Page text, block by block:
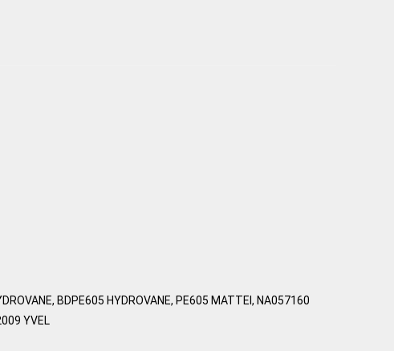
BDPE605 HYDROVANE, PE605 MATTEI, NA057160
YVEL